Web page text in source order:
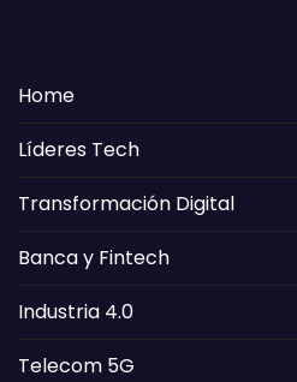
Home
Líderes Tech
Transformación Digital
Banca y Fintech
Industria 4.0
Telecom 5G